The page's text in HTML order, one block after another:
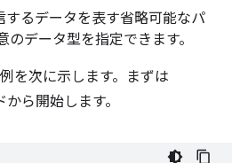
するデータを表す省略可能なパ
のデータ型を指定できます。
を次に示します。まずは
ら開始します。